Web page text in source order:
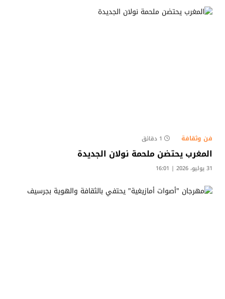
فن وثقافة 1 دقائق
المغرب يحتضن ملحمة نولان الجديدة
31 يوليو، 2026 | 16:01